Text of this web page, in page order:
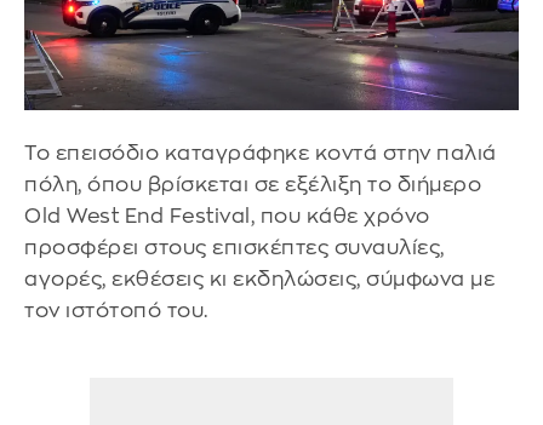
Το επεισόδιο καταγράφηκε κοντά στην παλιά
πόλη, όπου βρίσκεται σε εξέλιξη το διήμερο
Old West End Festival, που κάθε χρόνο
προσφέρει στους επισκέπτες συναυλίες,
αγορές, εκθέσεις κι εκδηλώσεις, σύμφωνα με
τον ιστότοπό του.